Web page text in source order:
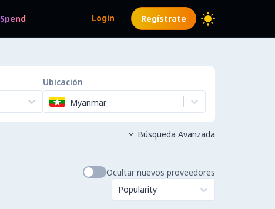
Spend Login Regístrate
Ubicación
Myanmar
 Búsqueda Avanzada
Ocultar nuevos proveedores
Popularity